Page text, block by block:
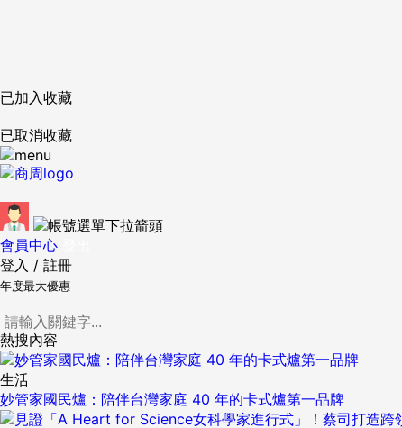
已加入收藏
已取消收藏
會員中心
登入 / 註冊
年度最大優惠
熱搜內容
生活
妙管家國民爐：陪伴台灣家庭 40 年的卡式爐第一品牌